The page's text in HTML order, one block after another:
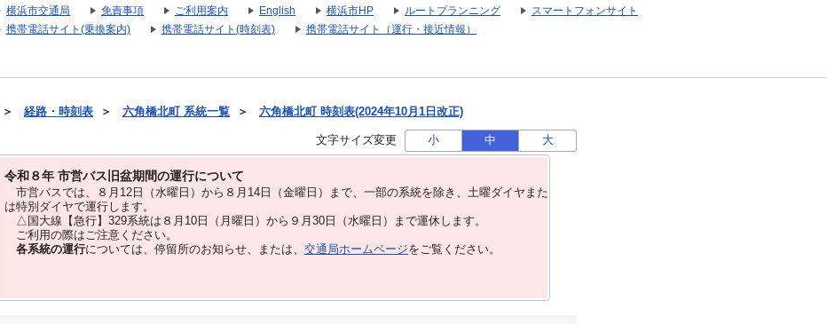
横浜市交通局 免責事項 ご利用案内 English 横浜市HP ルートプランニング
スマートフォンサイト
携帯電話サイト(乗換案内)
携帯電話サイト(時刻表) 携帯電話サイト（運行・接近情報）
＞ 経路・時刻表 ＞ 六角橋北町 系統一覧 ＞ 六角橋北町 時刻表(2024年10月1日改正)
文字サイズ変更 小 中 大
令和８年 市営バス旧盆期間の運行について
市営バスでは、８⽉12⽇（水曜日）から８⽉14⽇（金曜日）まで、⼀部の系統を除き、⼟曜ダイヤまた
は特別ダイヤで運⾏します。
△国大線【急行】329系統は８月10日（月曜日）から９月30日（水曜日）まで運休します。
ご利用の際はご注意ください。
各系統の運行については、停留所のお知らせ、または、 交通局ホームページをご覧ください。